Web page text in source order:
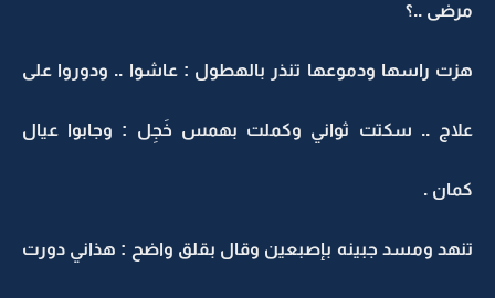
مرضى ..؟
هزت راسها ودموعها تنذر بالهطول : عاشوا .. ودوروا على
علاج .. سكتت ثواني وكملت بهمس خَجِل : وجابوا عيال
كمان .
تنهد ومسد جبينه بإصبعين وقال بقلق واضح : هذاني دورت